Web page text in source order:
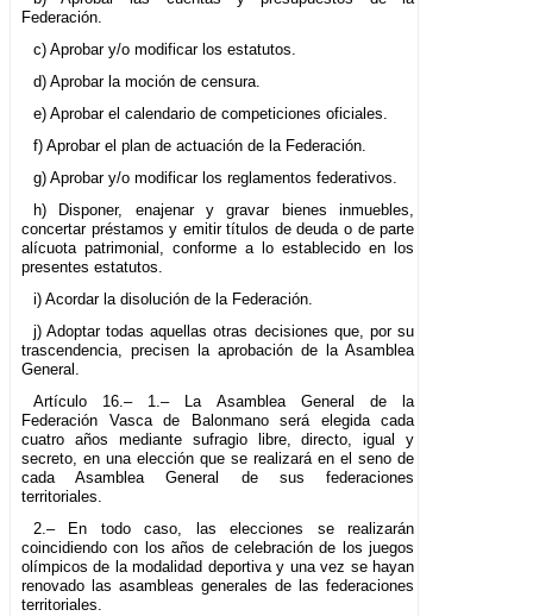
Federación.
c) Aprobar y/o modificar los estatutos.
d) Aprobar la moción de censura.
e) Aprobar el calendario de competiciones oficiales.
f) Aprobar el plan de actuación de la Federación.
g) Aprobar y/o modificar los reglamentos federativos.
h) Disponer, enajenar y gravar bienes inmuebles,
concertar préstamos y emitir títulos de deuda o de parte
alícuota patrimonial, conforme a lo establecido en los
presentes estatutos.
i) Acordar la disolución de la Federación.
j) Adoptar todas aquellas otras decisiones que, por su
trascendencia, precisen la aprobación de la Asamblea
General.
Artículo 16.– 1.– La Asamblea General de la
Federación Vasca de Balonmano será elegida cada
cuatro años mediante sufragio libre, directo, igual y
secreto, en una elección que se realizará en el seno de
cada Asamblea General de sus federaciones
territoriales.
2.– En todo caso, las elecciones se realizarán
coincidiendo con los años de celebración de los juegos
olímpicos de la modalidad deportiva y una vez se hayan
renovado las asambleas generales de las federaciones
territoriales.